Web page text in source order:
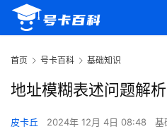
首页 号卡百科 基础知识
地址模糊表述问题解
皮卡丘 2024年 12月 4日 08:48 基